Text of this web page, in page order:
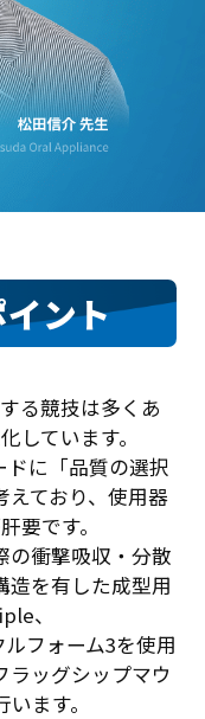
ント
る競技は多くあ
しています。
に「品質の選択
えており、使用器
要です。
の衝撃吸収・分散
造を有した成型用
、
フォーム3を使用
ラッグシップマウ
ます。